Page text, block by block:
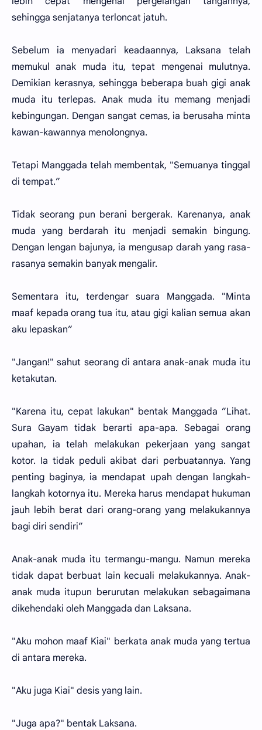
sehingga senjatanya terloncat jatuh.
Sebelum ia menyadari keadaannya, Laksana telah
memukul anak muda itu, tepat mengenai mulutnya.
Demikian kerasnya, sehingga beberapa buah gigi anak
muda itu terlepas. Anak muda itu memang menjadi
kebingungan. Dengan sangat cemas, ia berusaha minta
kawan-kawannya menolongnya.
Tetapi Manggada telah membentak, "Semuanya tinggal
di tempat.”
Tidak seorang pun berani bergerak. Karenanya, anak
muda yang berdarah itu menjadi semakin bingung.
Dengan lengan bajunya, ia mengusap darah yang rasa-
rasanya semakin banyak mengalir.
Sementara itu, terdengar suara Manggada. "Minta
maaf kepada orang tua itu, atau gigi kalian semua akan
aku lepaskan”
"Jangan!" sahut seorang di antara anak-anak muda itu
ketakutan.
"Karena itu, cepat lakukan" bentak Manggada ”Lihat.
Sura Gayam tidak berarti apa-apa. Sebagai orang
upahan, ia telah melakukan pekerjaan yang sangat
kotor. Ia tidak peduli akibat dari perbuatannya. Yang
penting baginya, ia mendapat upah dengan langkah-
langkah kotornya itu. Mereka harus mendapat hukuman
jauh lebih berat dari orang-orang yang melakukannya
bagi diri sendiri”
Anak-anak muda itu termangu-mangu. Namun mereka
tidak dapat berbuat lain kecuali melakukannya. Anak-
anak muda itupun berurutan melakukan sebagaimana
dikehendaki oleh Manggada dan Laksana.
"Aku mohon maaf Kiai" berkata anak muda yang tertua
di antara mereka.
"Aku juga Kiai" desis yang lain.
"Juga apa?" bentak Laksana.